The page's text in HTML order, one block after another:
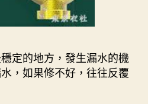
定的地方，發生漏水的機
，如果修不好，往往反覆